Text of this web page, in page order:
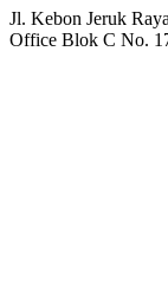
Jl. Kebon Jeruk
Office Blok C No.